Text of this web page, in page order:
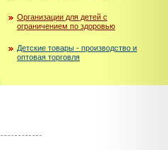
Организации для детей с
ограничением по здоровью
Детские товары - производство и
оптовая торговля